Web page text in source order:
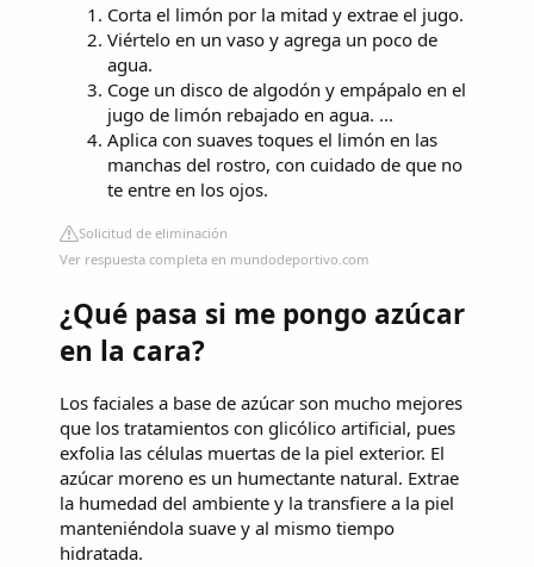
Corta el limón por la mitad y extrae el jugo.
Viértelo en un vaso y agrega un poco de
agua.
Coge un disco de algodón y empápalo en el
jugo de limón rebajado en agua. ...
Aplica con suaves toques el limón en las
manchas del rostro, con cuidado de que no
te entre en los ojos.
Solicitud de eliminación
Ver respuesta completa en mundodeportivo.com
¿Qué pasa si me pongo azúcar
en la cara?
Los faciales a base de azúcar son mucho mejores
que los tratamientos con glicólico artificial, pues
exfolia las células muertas de la piel exterior. El
azúcar moreno es un humectante natural. Extrae
la humedad del ambiente y la transfiere a la piel
manteniéndola suave y al mismo tiempo
hidratada.